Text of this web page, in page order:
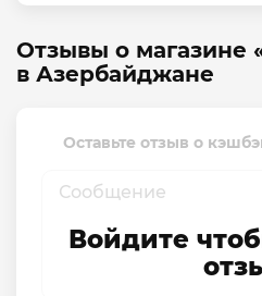
Отзывы о магазине
в Азербайджане
Оставьте отзыв о
Войдите